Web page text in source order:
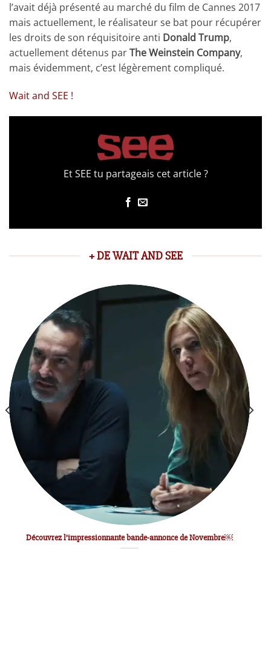
l’avait déjà présenté au marché du film de Cannes 2017
mais actuellement, le réalisateur se bat pour récupérer
les droits de son réquisitoire anti Donald Trump,
actuellement détenus parThe Weinstein Company,
mais évidemment, c’est légèrement compliqué.
Wait and SEE !
Et SEE tu partageais cet article ?
+ DE WAIT AND SEE
Découvrez l’impressionnante bande-annonce de Novembre￼